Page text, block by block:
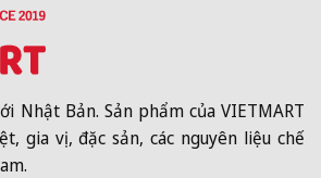
Nhật Bản. Sản phẩm của VIETMART
gia vị, đặc sản, các nguyên liệu chế